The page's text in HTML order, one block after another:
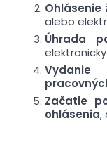
Ohlásenie
alebo
Úhrada
elektronicky
Vydanie
Začatie
ohlásenia,